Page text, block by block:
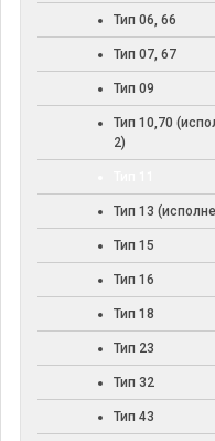
Тип 06, 66
Тип 07, 67
Тип 09
Тип 10,70
2)
Тип 13
Тип 15
Тип 16
Тип 18
Тип 23
Тип 32
Тип 43